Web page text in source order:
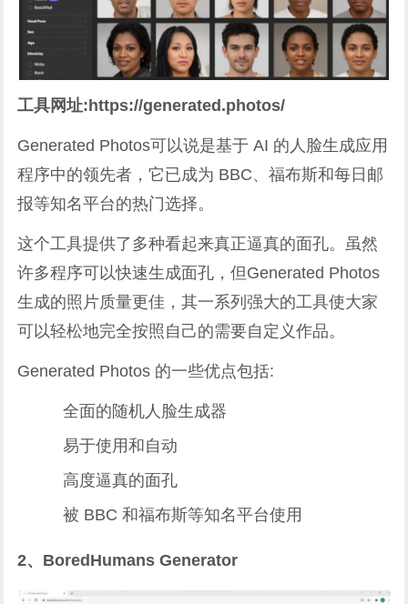
工具网址:https://generated.photos/
Generated Photos可以说是基于 AI 的人脸生成应用
程序中的领先者，它已成为 BBC、福布斯和每日邮
报等知名平台的热门选择。
这个工具提供了多种看起来真正逼真的面孔。虽然
许多程序可以快速生成面孔，但Generated Photos
生成的照片质量更佳，其一系列强大的工具使大家
可以轻松地完全按照自己的需要自定义作品。
Generated Photos 的一些优点包括:
全面的随机人脸生成器
易于使用和自动
高度逼真的面孔
被 BBC 和福布斯等知名平台使用
2、BoredHumans Generator